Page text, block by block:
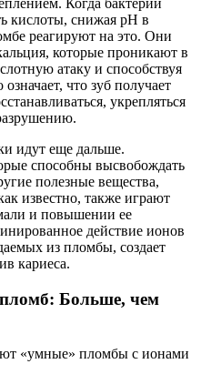
кислоты, снижая pH в
реагируют на это. Они
которые проникают в
атаку и способствуя
что зуб получает
укрепляться
идут еще дальше.
способны высвобождать
полезные вещества,
известно, также играют
и повышении ее
действие ионов
из пломбы, создает
кариеса.
Больше, чем
«умные» пломбы с ионами